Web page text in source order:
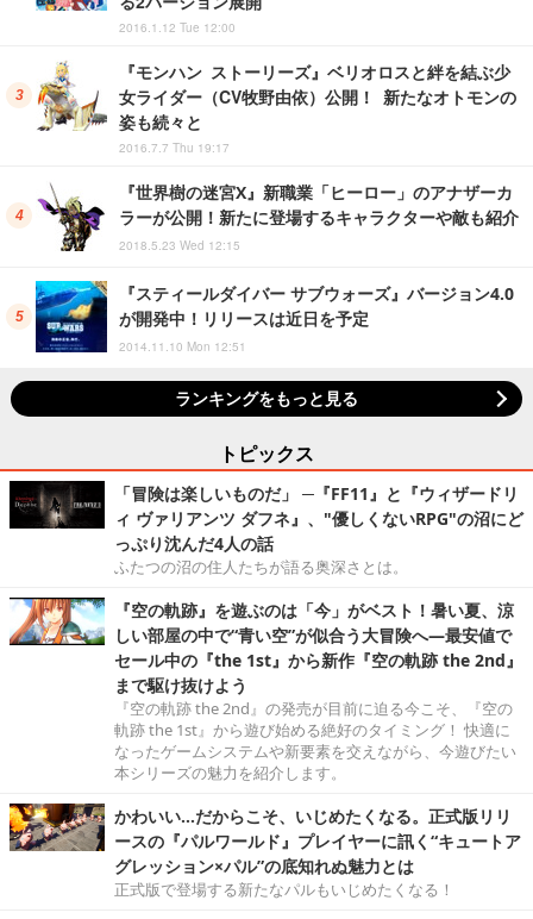
2016.1.12 Tue 12:00
『モンハン ストーリーズ』ベリオロスと絆を結ぶ少
女ライダー（CV牧野由依）公開！ 新たなオトモンの
姿も続々と
2016.7.7 Thu 19:17
『世界樹の迷宮X』新職業「ヒーロー」のアナザーカ
ラーが公開！新たに登場するキャラクターや敵も紹介
2018.5.23 Wed 12:15
『スティールダイバー サブウォーズ』バージョン4.0
が開発中！リリースは近日を予定
2014.11.10 Mon 12:51
ランキングをもっと見る
トピックス
「冒険は楽しいものだ」 ─『FF11』と『ウィザードリ
ィ ヴァリアンツ ダフネ』、"優しくないRPG"の沼にど
っぷり沈んだ4人の話
ふたつの沼の住人たちが語る奥深さとは。
『空の軌跡』を遊ぶのは「今」がベスト！暑い夏、涼
しい部屋の中で“青い空”が似合う大冒険へ―最安値で
セール中の『the 1st』から新作『空の軌跡 the 2nd』
まで駆け抜けよう
『空の軌跡 the 2nd』の発売が目前に迫る今こそ、『空の
軌跡 the 1st』から遊び始める絶好のタイミング！ 快適に
なったゲームシステムや新要素を交えながら、今遊びたい
本シリーズの魅力を紹介します。
かわいい…だからこそ、いじめたくなる。正式版リリ
ースの『パルワールド』プレイヤーに訊く“キュートア
グレッション×パル”の底知れぬ魅力とは
正式版で登場する新たなパルもいじめたくなる！